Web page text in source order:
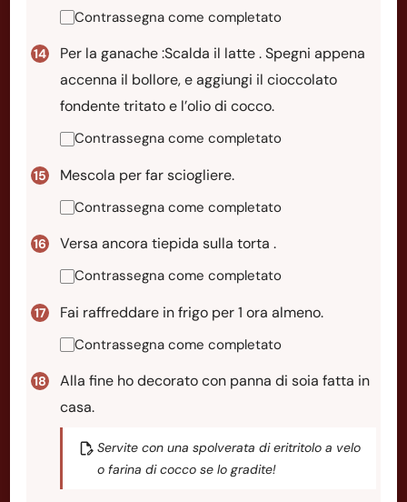
Contrassegna come completato
Per la ganache :Scalda il latte . Spegni appena
accenna il bollore, e aggiungi il cioccolato
fondente tritato e l’olio di cocco.
Contrassegna come completato
Mescola per far sciogliere.
Contrassegna come completato
Versa ancora tiepida sulla torta .
Contrassegna come completato
Fai raffreddare in frigo per 1 ora almeno.
Contrassegna come completato
Alla fine ho decorato con panna di soia fatta in
casa.
Servite con una spolverata di eritritolo a velo
o farina di cocco se lo gradite!